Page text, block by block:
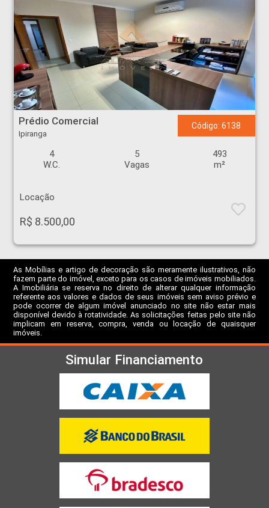
Prédio Comercial - Ipiranga - Ribeirão Preto
Prédio Comercial
Ipiranga
Código: 6138
4
W.C.
5
Vagas
493
m²
Locação
R$ 8.500,00
As Mobílias e artigo de decoração são meramente ilustrativos, não
fazem parte do imóvel, exceto para os casos de imóveis mobiliados.
A Imobiliária se reserva no direito de alterar qualquer informação
referente aos valores e dados de seus imóveis sem aviso prévio e
pode ocorrer de algum imóvel anunciado no site não estar mais
disponível devido à rotatividade. As solicitações feitas pelo site não
implicam em reserva, compra, venda ou locação de quaisquer
imóveis.
Simular Financiamento